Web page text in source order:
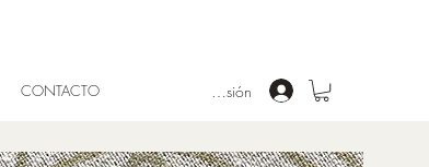
CONTACTO Iniciar sesión